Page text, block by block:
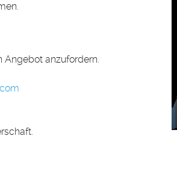
Angebot anzufordern.